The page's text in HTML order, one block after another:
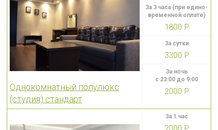
Однокомнатный полулюкс
(студия) стандарт
За 3 часа (при едино-
временной оплате)
1800 Р
За сутки
3300 Р
За ночь
с 23:00 до 9:00
2000 Р
За 1 час
2000 Р